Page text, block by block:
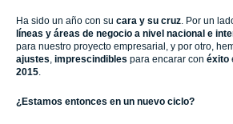
Ha sido un año con su cara y su cruz . Por un
líneas y áreas de negocio a nivel nacional e
para nuestro proyecto empresarial, y por otro,
ajustes imprescindibles para encarar con éxito
2015
¿Estamos entonces en un nuevo ciclo?